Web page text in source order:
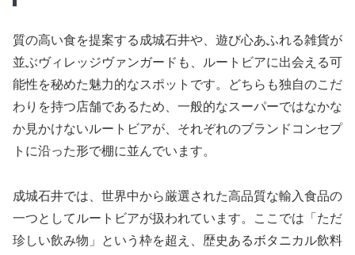
質の高い食を提案する成城石井や、遊び心あふれる雑貨が
並ぶヴィレッジヴァンガードも、ルートビアに出会える可
能性を秘めた魅力的なスポットです。どちらも独自のこだ
わりを持つ店舗であるため、一般的なスーパーではなかな
か見かけないルートビアが、それぞれのブランドコンセプ
トに沿った形で棚に並んでいます。
成城石井では、世界中から厳選された高品質な輸入食品の
一つとしてルートビアが扱われています。ここでは「ただ
珍しい飲み物」という枠を超え、歴史あるボタニカル飲料